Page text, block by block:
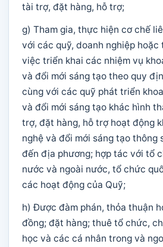
tài trợ, đặt hàng, hỗ trợ;
g) Tham gia, thực hiện cơ chế
với các quỹ, doanh nghiệp
việc triển khai các nhiệm vụ
và đổi mới sáng tạo theo quy
cùng với các quỹ phát triển
và đổi mới sáng tạo khác hình
trợ, đặt hàng, hỗ trợ hoạt động
nghệ và đổi mới sáng tạo thông
đến địa phương; hợp tác với tổ
nước và ngoài nước, tổ chức
các hoạt động của Quỹ;
h) Được đàm phán, thỏa thuận
đồng; đặt hàng; thuê tổ chức,
học và các cá nhân trong và